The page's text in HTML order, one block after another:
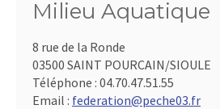
Milieu Aquatique
8 rue de la Ronde
03500 SAINT POURCAIN/SIOULE
Téléphone : 04.70.47.51.55
Email : federation@peche03.fr